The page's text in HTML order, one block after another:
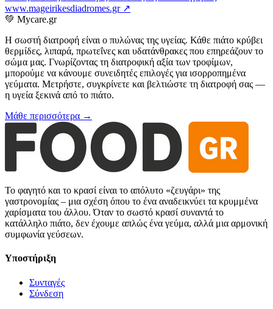
www.mageirikesdiadromes.gr ↗
💚 Mycare.gr
Η σωστή διατροφή είναι ο πυλώνας της υγείας. Κάθε πιάτο κρύβει
θερμίδες, λιπαρά, πρωτεΐνες και υδατάνθρακες που επηρεάζουν το
σώμα μας. Γνωρίζοντας τη διατροφική αξία των τροφίμων,
μπορούμε να κάνουμε συνειδητές επιλογές για ισορροπημένα
γεύματα. Μετρήστε, συγκρίνετε και βελτιώστε τη διατροφή σας —
η υγεία ξεκινά από το πιάτο.
Μάθε περισσότερα →
Το φαγητό και το κρασί είναι το απόλυτο «ζευγάρι» της
γαστρονομίας – μια σχέση όπου το ένα αναδεικνύει τα κρυμμένα
χαρίσματα του άλλου. Όταν το σωστό κρασί συναντά το
κατάλληλο πιάτο, δεν έχουμε απλώς ένα γεύμα, αλλά μια αρμονική
συμφωνία γεύσεων.
Υποστήριξη
Συνταγές
Σύνδεση